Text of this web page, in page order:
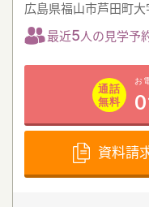
広島県福山市芦田町
最近5人の見学予
通話
無料
お
資料請